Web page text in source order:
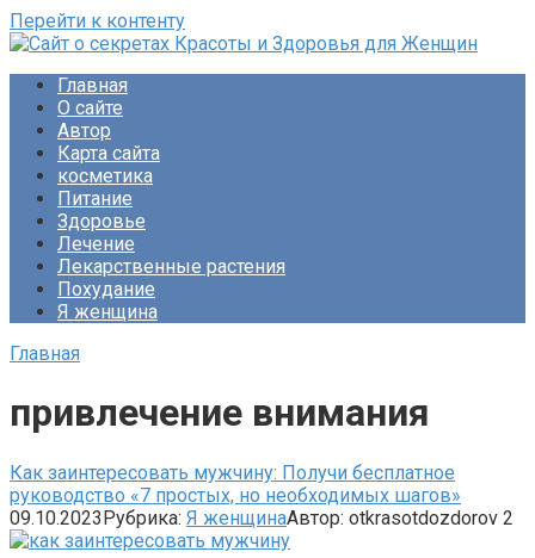
Перейти к контенту
Раскройте тайны ухода за собой, питания и народной
медицины. Советы по похудению и обретению женского
счастья. Будьте прекрасны!
Главная
О сайте
Автор
Карта сайта
косметика
Питание
Здоровье
Лечение
Лекарственные растения
Похудание
Я женщина
Главная
привлечение внимания
Как заинтересовать мужчину: Получи бесплатное
руководство «7 простых, но необходимых шагов»
09.10.2023Рубрика: Я женщинаАвтор: otkrasotdozdorov 2